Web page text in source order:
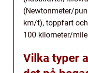
(Newtonmeter/
km/t), toppfart
100 kilometer/
Vilka typer